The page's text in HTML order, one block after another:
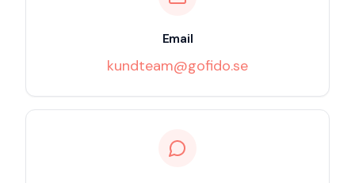
Email
kundteam@gofido.se